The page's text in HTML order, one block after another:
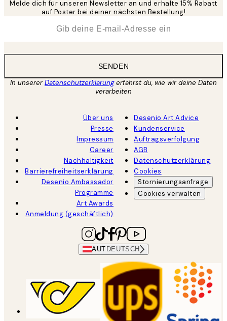
Melde dich für unseren Newsletter an und erhalte 15% Rabatt
auf Poster bei deiner nächsten Bestellung!
SENDEN
In unsererDatenschutzerklärungerfährst du, wie wir deine Daten
verarbeiten
Über uns
Presse
Impressum
Career
Nachhaltigkeit
Barrierefreiheitserklärung
Desenio Ambassador
Programme
Art Awards
Anmeldung (geschäftlich)
Desenio Art Advice
Kundenservice
Auftragsverfolgung
AGB
Datenschutzerklärung
Cookies
Stornierungsanfrage
Cookies verwalten
AUT DEUTSCH